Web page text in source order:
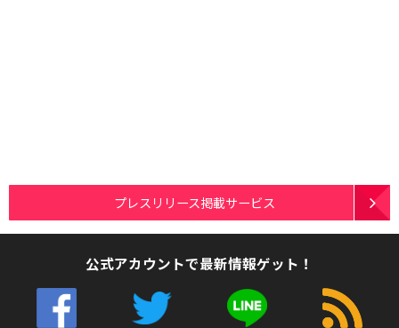
プレスリリース掲載サービス
公式アカウントで最新情報ゲット！